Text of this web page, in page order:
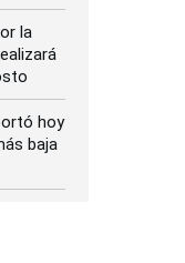
la
hoy
baja